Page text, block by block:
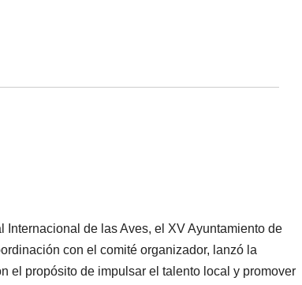
Internacional de las Aves, el XV Ayuntamiento de
con el comité organizador, lanzó la
el propósito de impulsar el talento local y promover